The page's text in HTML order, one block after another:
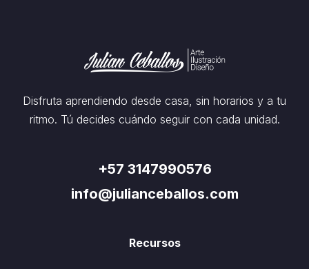
Disfruta aprendiendo desde casa, sin horarios y a tu
ritmo. Tú decides cuándo seguir con cada unidad.
+57 3147990576
info@julianceballos.com
Recursos